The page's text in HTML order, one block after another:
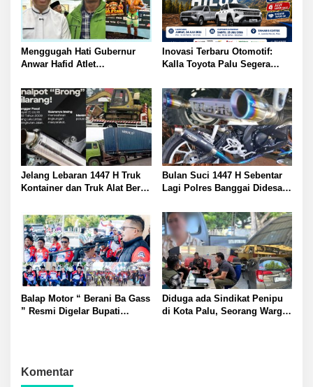
Menggugah Hati Gubernur
Anwar Hafid Atlet
Sulawesi Tengah Tak Boleh
Berjuang Sendirian Perhatian
Pada Fitra Atlet Binaraga
Banggai
Inovasi Terbaru Otomotif:
Kalla Toyota Palu Segera
Cabin
Jelang Lebaran 1447 H Truk
Kontainer dan Truk Alat Berat
Knalpot Warga Tanya
Langkah Petugas
Bulan Suci 1447 H Sebentar
Lagi Polres Banggai Didesak
Knalpot Brong dan Mobil
Rental Pengangkut Motor
Overload
Balap Motor “ Berani Ba Gass
” Resmi Digelar Bupati
Diduga ada Sindikat Penipu
di Kota Palu, Seorang Warga
Komentar